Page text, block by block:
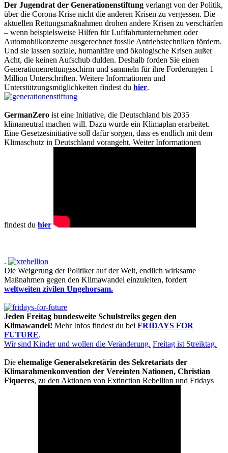
Der Jugendrat der Generationenstiftung verlangt von der Politik,
über die Corona-Krise nicht die anderen Krisen zu vergessen. Die
aktuellen Rettungsmaßnahmen drohen andere Krisen zu verschärfen
– wenn beispielsweise Hilfen für Luftfahrtunternehmen oder
Automobilkonzerne ausgerechnet fossile Antriebstechniken fördern.
Und sie lassen soziale, humanitäre und ökologische Krisen außer
Acht, die keinen Aufschub dulden. Deshalb forden Sie einen
Generationenrettungsschirm und sammeln für ihre Forderungen 1
Million Unterschriften. Weitere Informationen und
Unterstützungsmöglichkeiten findest du hier.
GermanZero ist eine Initiative, die Deutschland bis 2035
klimaneutral machen will. Dazu wurde ein Klimaplan erarbeitet.
Eine Gesetzesinitiative soll dafür sorgen, dass es endlich mit dem
Klimaschutz in Deutschland vorangeht. Weiter Informationen
findest du hier
.
Die Weigerung der Politiker auf der Welt, endlich wirksame
Maßnahmen gegen den Klimawandel einzuleiten, fordert
weltweiten zivilen Ungehorsam.
Jeden Freitag bundesweite Schulstreiks gegen den
Klimawandel! Mehr Infos findest du bei FRIDAYS FOR
FUTURE.
Wir sind Kinder und wollen die Veränderung. Freitag ist Streiktag.
Die ehemalige Generalsekretärin des Sekretariats der
Klimarahmenkonvention der Vereinten Nationen, Christian
Fiqueres, zu den Aktionen von Extinction Rebellion und Fridays